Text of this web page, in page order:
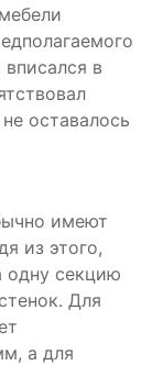
в
оставалось
имеют
из этого,
одну секцию
Для
а для